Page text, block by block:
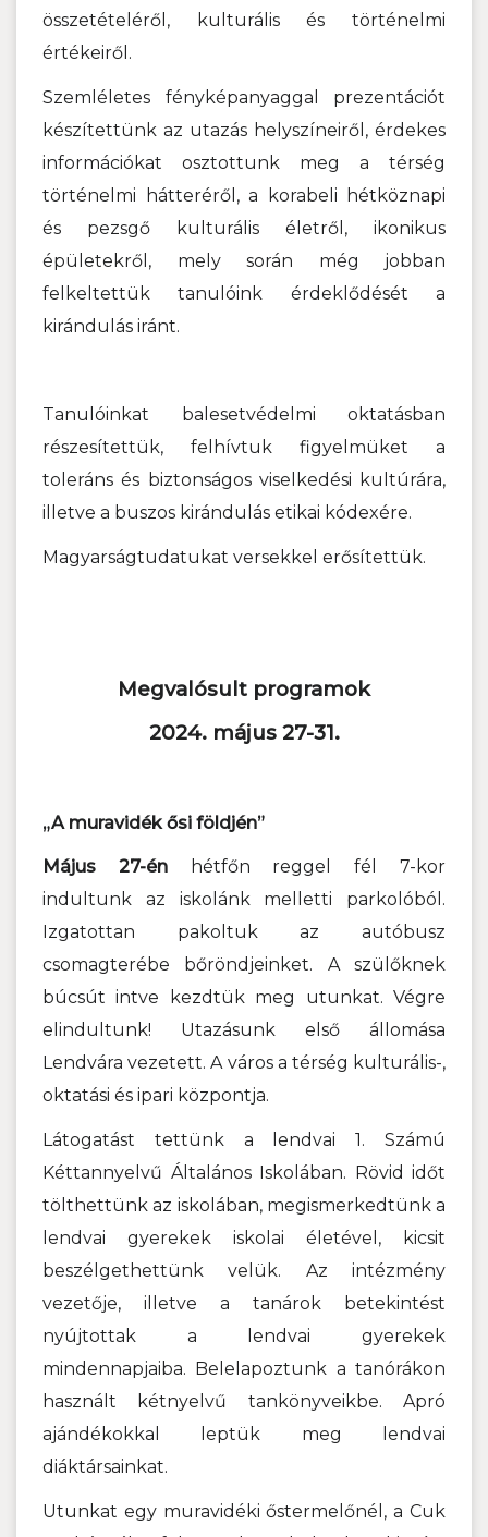
összetételéről, kulturális és történelmi
értékeiről.
Szemléletes fényképanyaggal prezentációt
készítettünk az utazás helyszíneiről, érdekes
információkat osztottunk meg a térség
történelmi hátteréről, a korabeli hétköznapi
és pezsgő kulturális életről, ikonikus
épületekről, mely során még jobban
felkeltettük tanulóink érdeklődését a
kirándulás iránt.
Tanulóinkat balesetvédelmi oktatásban
részesítettük, felhívtuk figyelmüket a
toleráns és biztonságos viselkedési kultúrára,
illetve a buszos kirándulás etikai kódexére.
Magyarságtudatukat versekkel erősítettük.
Megvalósult programok
2024. május 27-31.
„A muravidék ősi földjén”
Május 27-én
hétfőn reggel fél 7-kor
indultunk az iskolánk melletti parkolóból.
Izgatottan pakoltuk az autóbusz
csomagterébe bőröndjeinket. A szülőknek
búcsút intve kezdtük meg utunkat. Végre
elindultunk! Utazásunk első állomása
Lendvára vezetett. A város a térség kulturális-,
oktatási és ipari központja.
Látogatást tettünk a lendvai 1. Számú
Kéttannyelvű Általános Iskolában. Rövid időt
tölthettünk az iskolában, megismerkedtünk a
lendvai gyerekek iskolai életével, kicsit
beszélgethettünk velük. Az intézmény
vezetője, illetve a tanárok betekintést
nyújtottak a lendvai gyerekek
mindennapjaiba. Belelapoztunk a tanórákon
használt kétnyelvű tankönyveikbe. Apró
ajándékokkal leptük meg lendvai
diáktársainkat.
Utunkat egy muravidéki őstermelőnél, a Cuk